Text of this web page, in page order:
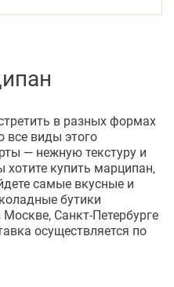
в разных формах
все виды этого
— нежную текстуру и
купить марципан,
самые вкусные и
бутики
Санкт-Петербурге
осуществляется по